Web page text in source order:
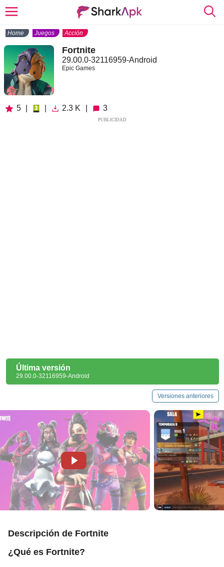
Home Juegos Acción
Fortnite
29.00.0-32116959-Android
Epic Games
5 2.3 K 3
PUBLICIDAD
Última versión
29.00.0-32116959-Android
Versiones anteriores
Descripción de Fortnite
¿Qué es Fortnite?